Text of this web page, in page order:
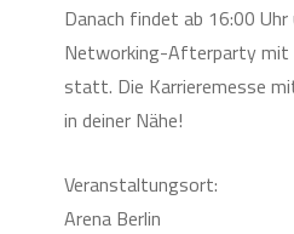
Danach findet ab 16:00 Uhr
Networking-Afterparty mit
statt. Die Karrieremesse
in deiner Nähe!
Veranstaltungsort:
Arena Berlin